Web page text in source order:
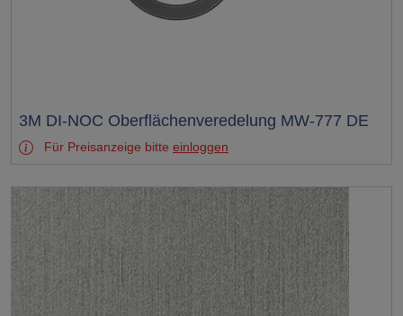
Test
3M DI-NOC Oberflächenveredelung MW-777 DE
Für Preisanzeige bitte einloggen